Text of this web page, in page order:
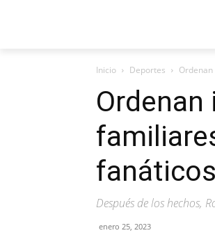
Inicio Deportes
Después de los hechos,
enero 25, 2023